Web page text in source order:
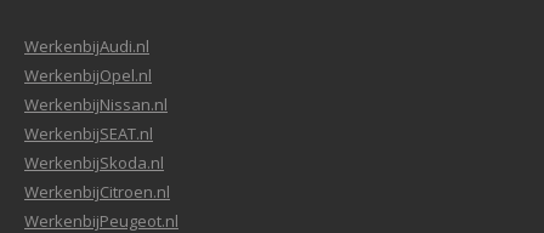
WerkenbijAudi.nl
WerkenbijOpel.nl
WerkenbijNissan.nl
WerkenbijSEAT.nl
WerkenbijSkoda.nl
WerkenbijCitroen.nl
WerkenbijPeugeot.nl